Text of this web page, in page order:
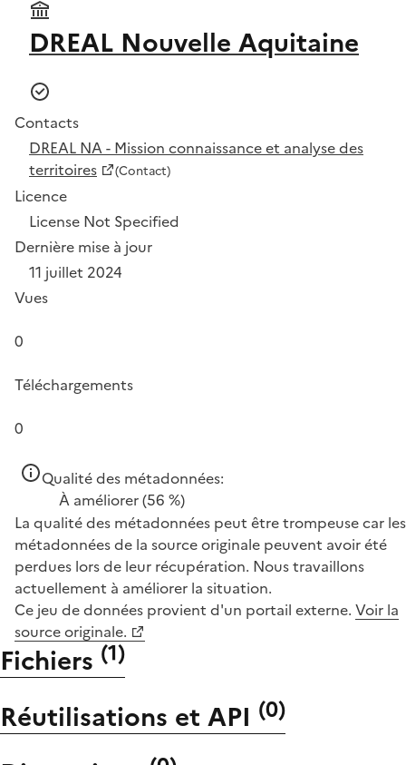
DREAL Nouvelle Aquitaine
Contacts
DREAL NA - Mission connaissance et analyse des
territoires
(Contact)
Licence
License Not Specified
Dernière mise à jour
11 juillet 2024
Vues
0
Téléchargements
0
Qualité des métadonnées:
À améliorer(56 %)
La qualité des métadonnées peut être trompeuse car les
métadonnées de la source originale peuvent avoir été
perdues lors de leur récupération. Nous travaillons
actuellement à améliorer la situation.
Ce jeu de données provient d'un portail externe. Voir la
source originale.
Fichiers (1)
Réutilisations et API (0)